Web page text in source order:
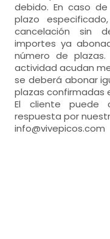
debido. En caso
plazo
cancelación sin
importes ya
número de
actividad acudan
se deberá abonar
plazas confirmadas
El cliente puede
respuesta por
info@vivepicos.com